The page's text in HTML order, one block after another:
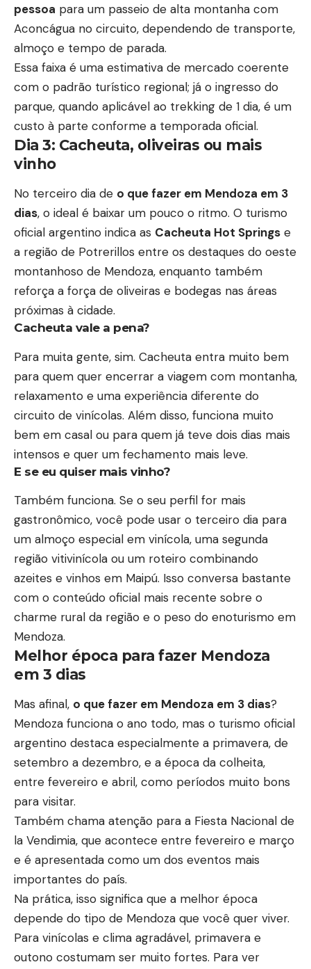
pessoa para um passeio de alta montanha com
Aconcágua no circuito, dependendo de transporte,
almoço e tempo de parada.
Essa faixa é uma estimativa de mercado coerente
com o padrão turístico regional; já o ingresso do
parque, quando aplicável ao trekking de 1 dia, é um
custo à parte conforme a temporada oficial.
Dia 3: Cacheuta, oliveiras ou mais
vinho
No terceiro dia de o que fazer em Mendoza em 3
dias, o ideal é baixar um pouco o ritmo. O turismo
oficial argentino indica as Cacheuta Hot Springs e
a região de Potrerillos entre os destaques do oeste
montanhoso de Mendoza, enquanto também
reforça a força de oliveiras e bodegas nas áreas
próximas à cidade.
Cacheuta vale a pena?
Para muita gente, sim. Cacheuta entra muito bem
para quem quer encerrar a viagem com montanha,
relaxamento e uma experiência diferente do
circuito de vinícolas. Além disso, funciona muito
bem em casal ou para quem já teve dois dias mais
intensos e quer um fechamento mais leve.
E se eu quiser mais vinho?
Também funciona. Se o seu perfil for mais
gastronômico, você pode usar o terceiro dia para
um almoço especial em vinícola, uma segunda
região vitivinícola ou um roteiro combinando
azeites e vinhos em Maipú. Isso conversa bastante
com o conteúdo oficial mais recente sobre o
charme rural da região e o peso do enoturismo em
Mendoza.
Melhor época para fazer Mendoza
em 3 dias
Mas afinal, o que fazer em Mendoza em 3 dias?
Mendoza funciona o ano todo, mas o turismo oficial
argentino destaca especialmente a primavera, de
setembro a dezembro, e a época da colheita,
entre fevereiro e abril, como períodos muito bons
para visitar.
Também chama atenção para a Fiesta Nacional de
la Vendimia, que acontece entre fevereiro e março
e é apresentada como um dos eventos mais
importantes do país.
Na prática, isso significa que a melhor época
depende do tipo de Mendoza que você quer viver.
Para vinícolas e clima agradável, primavera e
outono costumam ser muito fortes. Para ver